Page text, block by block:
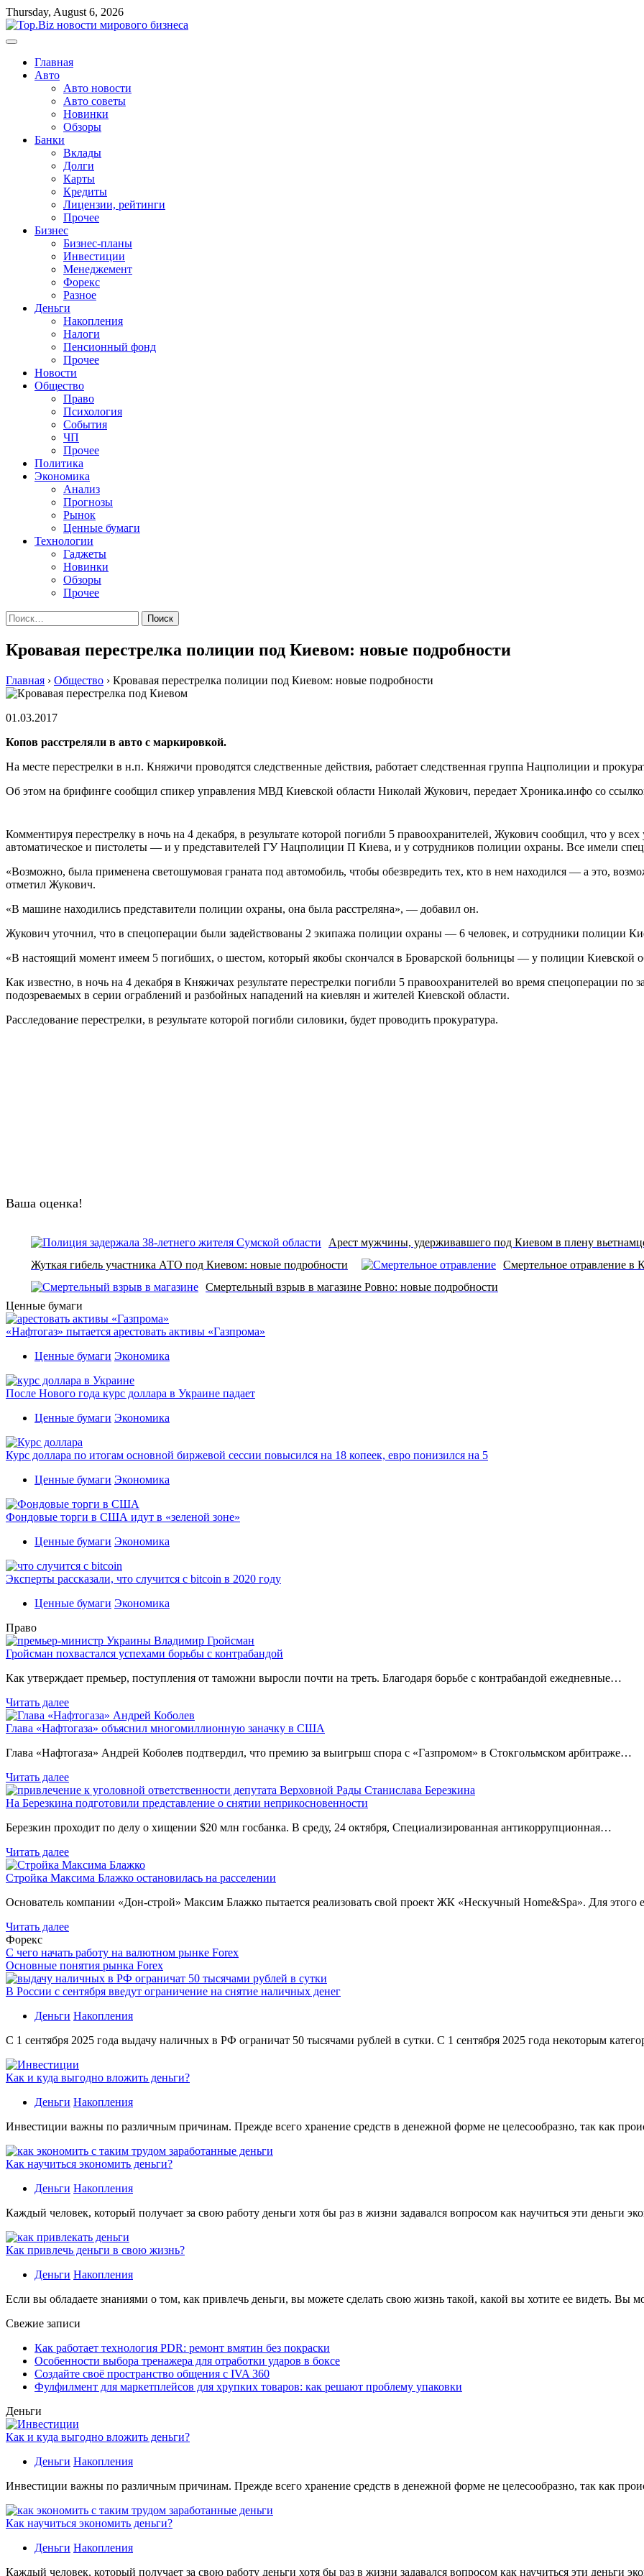
Перейти
к
содержимому
Thursday, August 6, 2026
Главная
Авто
Авто новости
Авто советы
Новинки
Обзоры
Банки
Вклады
Долги
Карты
Кредиты
Лицензии, рейтинги
Прочее
Бизнес
Бизнес-планы
Инвестиции
Менеджемент
Форекс
Разное
Деньги
Накопления
Налоги
Пенсионный фонд
Прочее
Новости
Общество
Право
Психология
События
ЧП
Прочее
Политика
Экономика
Анализ
Прогнозы
Рынок
Ценные бумаги
Технологии
Гаджеты
Новинки
Обзоры
Прочее
Найти:
Кровавая перестрелка полиции под Киевом: новые подробности
Главная › Общество › Кровавая перестрелка полиции под Киевом: новые подробности
01.03.2017
Копов расстреляли в авто с маркировкой.
На месте перестрелки в н.п. Княжичи проводятся следственные действия, работает следственная группа Нацполиции и
Об этом на брифинге сообщил спикер управления МВД Киевской области Николай Жукович, передает Хроника.инфо со
Комментируя перестрелку в ночь на 4 декабря, в результате которой погибли 5 правоохранителей, Жукович сообщил, что у
автоматическое и пистолеты — и у представителей ГУ Нацполиции П Киева, и у сотрудников полиции охраны. Все имели
«Возможно, была применена светошумовая граната под автомобиль, чтобы обезвредить тех, кто в нем находился — а это,
отметил Жукович.
«В машине находились представители полиции охраны, она была расстреляна», — добавил он.
Жукович уточнил, что в спецоперации были задействованы 2 экипажа полиции охраны — 6 человек, и сотрудники полиции
«В настоящий момент имеем 5 погибших, о шестом, который якобы скончался в Броварской больницы — у полиции Киевской
Как известно, в ночь на 4 декабря в Княжичах результате перестрелки погибли 5 правоохранителей во время спецоперации
подозреваемых в серии ограблений и разбойных нападений на киевлян и жителей Киевской области.
Расследование перестрелки, в результате которой погибли силовики, будет проводить прокуратура.
Ваша оценка!
Арест мужчины, удерживавшего под Киевом в плену
Жуткая гибель участника АТО под Киевом: новые подробности
Смертельное отравление в
Смертельный взрыв в магазине Ровно: новые подробности
Ценные бумаги
«Нафтогаз» пытается арестовать активы «Газпрома»
Ценные бумаги Экономика
После Нового года курс доллара в Украине падает
Ценные бумаги Экономика
Курс доллара по итогам основной биржевой сессии повысился на 18 копеек, евро понизился на 5
Ценные бумаги Экономика
Фондовые торги в США идут в «зеленой зоне»
Ценные бумаги Экономика
Эксперты рассказали, что случится с bitcoin в 2020 году
Ценные бумаги Экономика
Право
Гройсман похвастался успехами борьбы с контрабандой
Как утверждает премьер, поступления от таможни выросли почти на треть. Благодаря борьбе с контрабандой ежедневные…
Читать далее
Глава «Нафтогаза» объяснил многомиллионную заначку в США
Глава «Нафтогаза» Андрей Коболев подтвердил, что премию за выигрыш спора с «Газпромом» в Стокгольмском арбитраже…
Читать далее
На Березкина подготовили представление о снятии неприкосновенности
Березкин проходит по делу о хищении $20 млн госбанка. В среду, 24 октября, Специализированная антикоррупционная…
Читать далее
Стройка Максима Блажко остановилась на расселении
Основатель компании «Дон-строй» Максим Блажко пытается реализовать свой проект ЖК «Нескучный Home&Spa». Для
Читать далее
Форекс
С чего начать работу на валютном рынке Forex
Основные понятия рынка Forex
В России с сентября введут ограничение на снятие наличных денег
Деньги Накопления
С 1 сентября 2025 года выдачу наличных в РФ ограничат 50 тысячами рублей в сутки. С 1 сентября 2025 года некоторым
Как и куда выгодно вложить деньги?
Деньги Накопления
Инвестиции важны по различным причинам. Прежде всего хранение средств в денежной форме не целесообразно, так как
Как научиться экономить деньги?
Деньги Накопления
Каждый человек, который получает за свою работу деньги хотя бы раз в жизни задавался вопросом как научиться эти деньги
Как привлечь деньги в свою жизнь?
Деньги Накопления
Если вы обладаете знаниями о том, как привлечь деньги, вы можете сделать свою жизнь такой, какой вы хотите ее видеть. Вы
Свежие записи
Как работает технология PDR: ремонт вмятин без покраски
Особенности выбора тренажера для отработки ударов в боксе
Создайте своё пространство общения с IVA 360
Фулфилмент для маркетплейсов для хрупких товаров: как решают проблему упаковки
Деньги
Как и куда выгодно вложить деньги?
Деньги Накопления
Инвестиции важны по различным причинам. Прежде всего хранение средств в денежной форме не целесообразно, так как
Как научиться экономить деньги?
Деньги Накопления
Каждый человек, который получает за свою работу деньги хотя бы раз в жизни задавался вопросом как научиться эти деньги